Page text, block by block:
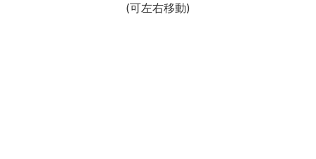
(可左右移動)